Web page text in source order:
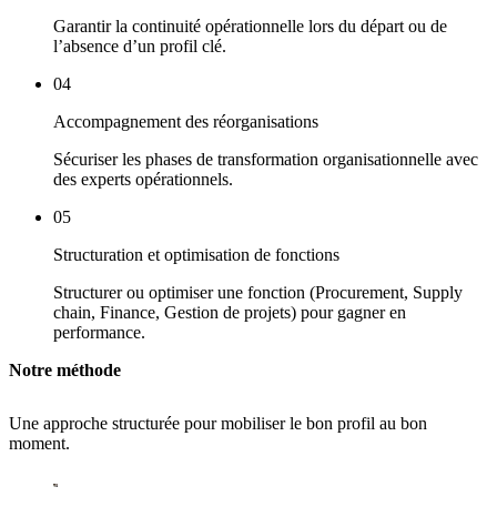
Garantir la continuité opérationnelle lors du départ ou de
l’absence d’un profil clé.
04
Accompagnement des réorganisations
Sécuriser les phases de transformation organisationnelle avec
des experts opérationnels.
05
Structuration et optimisation de fonctions
Structurer ou optimiser une fonction (Procurement, Supply
chain, Finance, Gestion de projets) pour gagner en
performance.
Notre méthode
Une approche structurée pour mobiliser le bon profil au bon
moment.